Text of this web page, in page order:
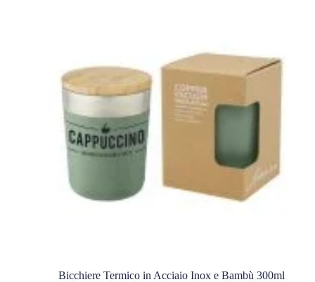
Bicchiere Termico in Acciaio Inox e Bambù 300ml